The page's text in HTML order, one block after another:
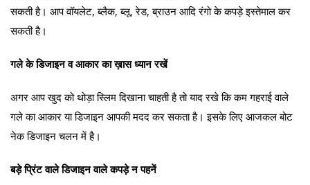
सकती है। आप वॉयलेट, ब्लैक, ब्लू, रेड, ब्राउन आदि रंगो के कपड़े इस्तेमाल कर
सकती है।
गले के डिजाइन व आकार का ख़ास ध्यान रखें
अगर आप खुद को थोड़ा स्लिम दिखाना चाहती है तो याद रखे कि कम गहराई वाले
गले का आकार या डिजाइन आपकी मदद कर सकता है। इसके लिए आजकल बोट
नेक डिजाइन चलन में है।
बड़े प्रिंट वाले डिजाइन वाले कपड़े न पहनें